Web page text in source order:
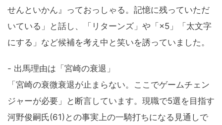
せんといかん』っておっしゃる。記憶に残っていただ
いている」と話し、「リターンズ」や「×5」「太文字
にする」など候補を考え中と笑いを誘っていました。
- 出馬理由は「宮崎の衰退」
「宮崎の衰微衰退が止まらない。ここでゲームチェン
ジャーが必要」と断言しています。現職で5選を目指す
河野俊嗣氏(61)との事実上の一騎打ちになる見通しで